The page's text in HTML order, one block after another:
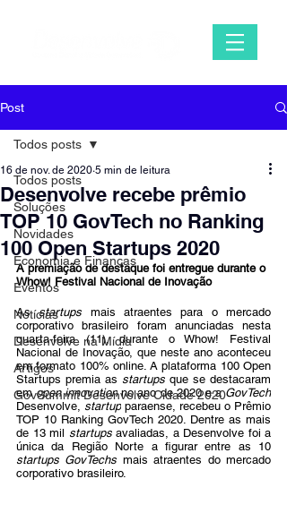
Post
Todos posts
Soluções
Novidades
Economia e Finanças
Eventos
Notícias
Desenvolve na Mídia
Artigos
GovSummit Desenvolve Cidade 2020
Todos posts
Desenvolve recebe prêmio
TOP 10 GovTech no Ranking
100 Open Startups 2020
16 de nov. de 2020 5 min de leitura
A premiação de destaque foi entregue durante o
Whow! Festival Nacional de Inovação
As startups mais atraentes para o mercado
corporativo brasileiro foram anunciadas nesta
quarta-feira (11), durante o Whow! Festival
Nacional de Inovação, que neste ano aconteceu
em formato 100% online. A plataforma 100 Open
Startups premia as startups que se destacaram
em open innovation no ano de 2020 e a GovTech
Desenvolve, startup paraense, recebeu o Prêmio
TOP 10 Ranking GovTech 2020. Dentre as mais
de 13 mil startups avaliadas, a Desenvolve foi a
startups GovTechs mais atraentes do mercado
corporativo brasileiro.